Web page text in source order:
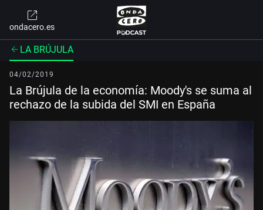
ondacero.es
LA BRÚJULA
04/02/2019
La Brújula de la economía: Moody's se suma al
rechazo de la subida del SMI en España